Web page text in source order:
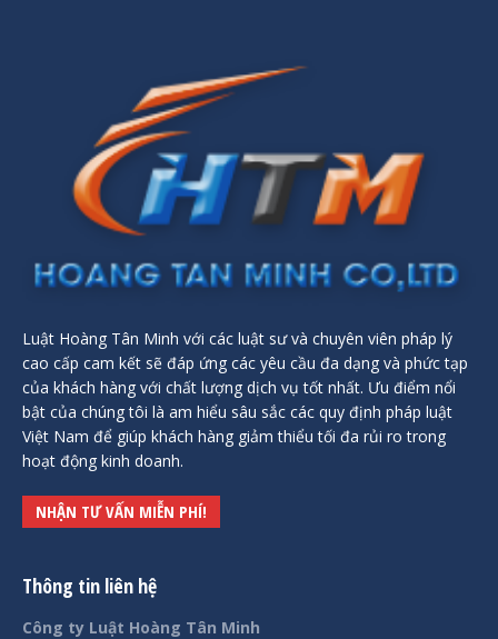
Luật Hoàng Tân Minh với các luật sư và chuyên viên pháp lý
cao cấp cam kết sẽ đáp ứng các yêu cầu đa dạng và phức tạp
của khách hàng với chất lượng dịch vụ tốt nhất. Ưu điểm nổi
bật của chúng tôi là am hiểu sâu sắc các quy định pháp luật
Việt Nam để giúp khách hàng giảm thiểu tối đa rủi ro trong
hoạt động kinh doanh.
NHẬN TƯ VẤN MIỄN PHÍ!
Thông tin liên hệ
Công ty Luật Hoàng Tân Minh